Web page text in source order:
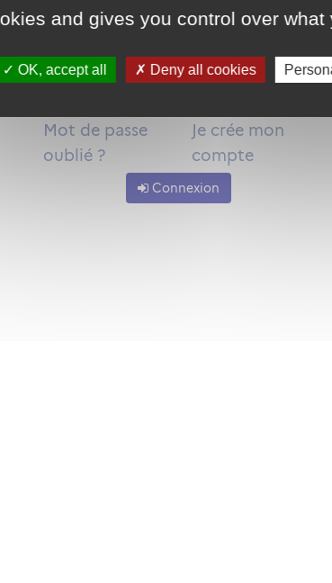
and gives you control over what
OK, accept all Deny all cookies
Mot de passe
oublié ?
Je crée mon
compte
Connexion